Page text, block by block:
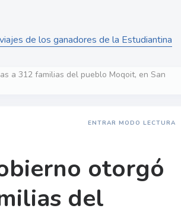
de los ganadores de la Estudiantina
a 312 familias del pueblo Moqoit, en San
ENTRAR MODO LECTURA
otorgó
del